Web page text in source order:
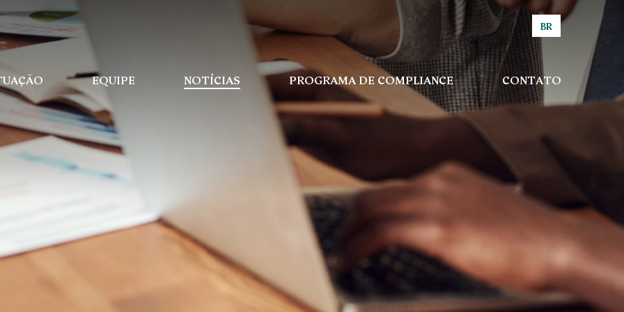
BR
EQUIPE NOTÍCIAS PROGRAMA DE COMPLIANCE CONTATO